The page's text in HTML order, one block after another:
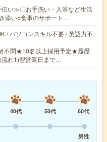
い≫〇お手洗い・入浴など生活
添い○食事のサポート…
/ パソコンスキル不要 / 英語力不
不問★10名以上採用予定★履歴
れ1)翌営業日まで…
40代 50代
60代
男性